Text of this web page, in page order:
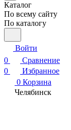
Каталог
По всему сайту
По каталогу
Войти
0
Сравнение
0
Избранное
0 Корзина
Челябинск